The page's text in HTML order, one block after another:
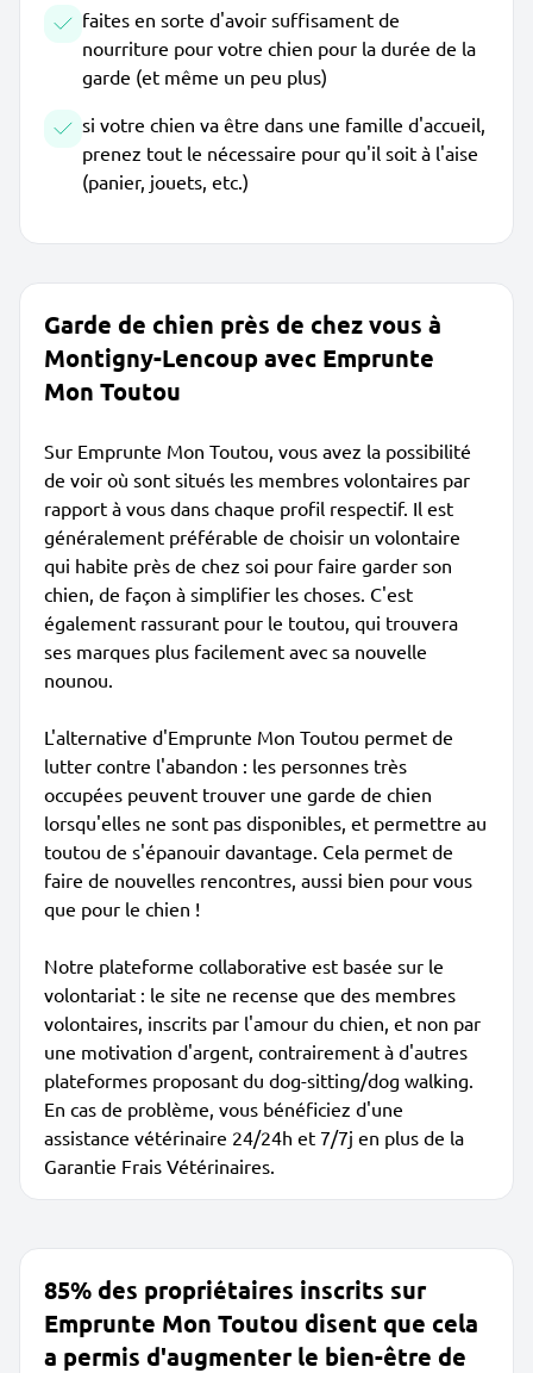
faites en sorte d'avoir suffisament de
nourriture pour votre chien pour la durée de la
garde (et même un peu plus)
si votre chien va être dans une famille d'accueil,
prenez tout le nécessaire pour qu'il soit à l'aise
(panier, jouets, etc.)
Garde de chien près de chez vous à
Montigny-Lencoup avec Emprunte
Mon Toutou
Sur Emprunte Mon Toutou, vous avez la possibilité
de voir où sont situés les membres volontaires par
rapport à vous dans chaque profil respectif. Il est
généralement préférable de choisir un volontaire
qui habite près de chez soi pour faire garder son
chien, de façon à simplifier les choses. C'est
également rassurant pour le toutou, qui trouvera
ses marques plus facilement avec sa nouvelle
nounou.
L'alternative d'Emprunte Mon Toutou permet de
lutter contre l'abandon : les personnes très
occupées peuvent trouver une garde de chien
lorsqu'elles ne sont pas disponibles, et permettre au
toutou de s'épanouir davantage. Cela permet de
faire de nouvelles rencontres, aussi bien pour vous
que pour le chien !
Notre plateforme collaborative est basée sur le
volontariat : le site ne recense que des membres
volontaires, inscrits par l'amour du chien, et non par
une motivation d'argent, contrairement à d'autres
plateformes proposant du dog-sitting/dog walking.
En cas de problème, vous bénéficiez d'une
assistance vétérinaire 24/24h et 7/7j en plus de la
Garantie Frais Vétérinaires.
85% des propriétaires inscrits sur
Emprunte Mon Toutou disent que cela
a permis d'augmenter le bien-être de